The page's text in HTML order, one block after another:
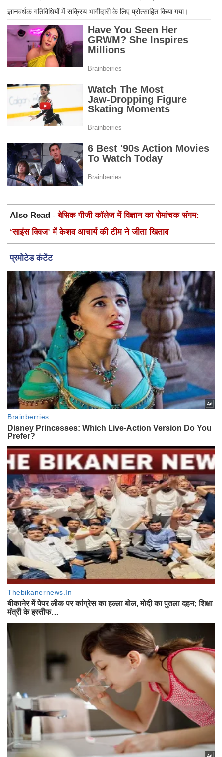
ज्ञानवर्धक गतिविधियों में सक्रिय भागीदारी के लिए प्रोत्साहित किया गया।
Also Read -बेसिक पीजी कॉलेज में विज्ञान का रोमांचक संगम:
‘साइंस क्विज’ में केशव आचार्य की टीम ने जीता खिताब